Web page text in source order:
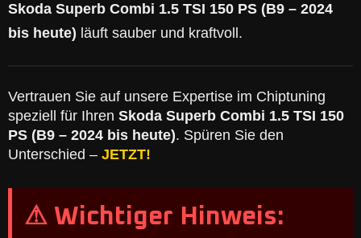
Skoda Superb Combi 1.5 TSI 150 PS (B9 – 2024
bis heute) läuft sauber und kraftvoll.
Vertrauen Sie auf unsere Expertise im Chiptuning
speziell für Ihren Skoda Superb Combi 1.5 TSI 150
PS (B9 – 2024 bis heute). Spüren Sie den
Unterschied – JETZT!
⚠ Wichtiger Hinweis: